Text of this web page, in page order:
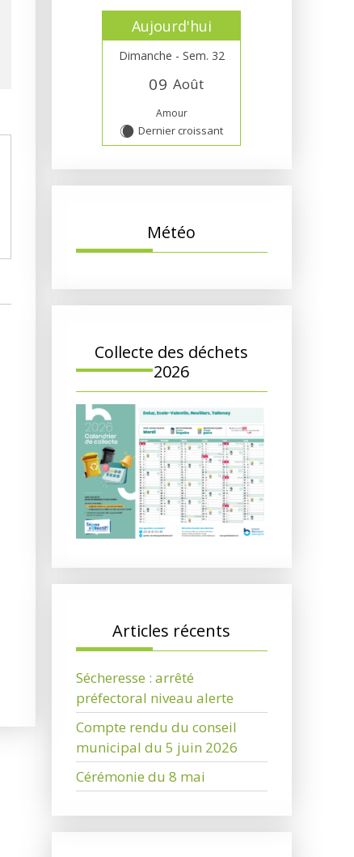
Aujourd'hui
Dimanche - Sem. 32
09 Août
Amour
X Dernier croissant
Météo
Collecte des déchets
2026
Articles récents
Sécheresse : arrêté
préfectoral niveau alerte
Compte rendu du conseil
municipal du 5 juin 2026
Cérémonie du 8 mai